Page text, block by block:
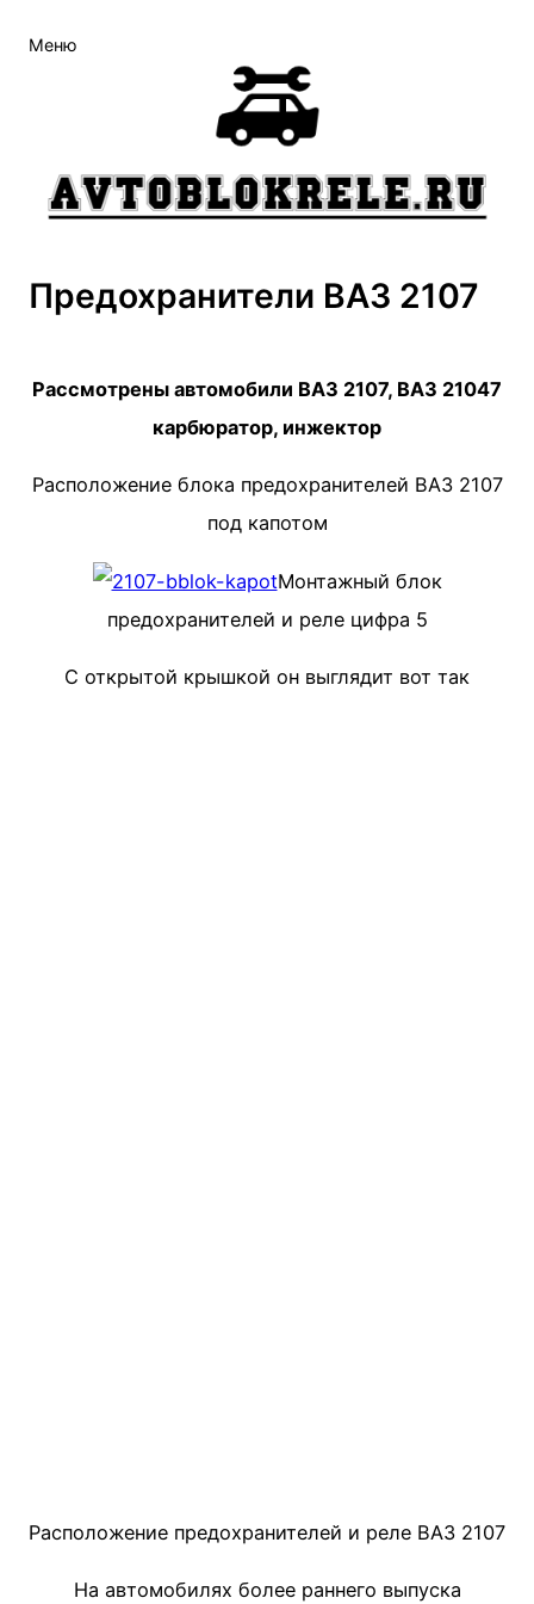
Меню
Предохранители ВАЗ 2107
Рассмотрены автомобили ВАЗ 2107, ВАЗ 21047
карбюратор, инжектор
Расположение блока предохранителей ВАЗ 2107
под капотом
Монтажный блок
предохранителей и реле цифра 5
С открытой крышкой он выглядит вот так
Расположение предохранителей и реле ВАЗ 2107
На автомобилях более раннего выпуска